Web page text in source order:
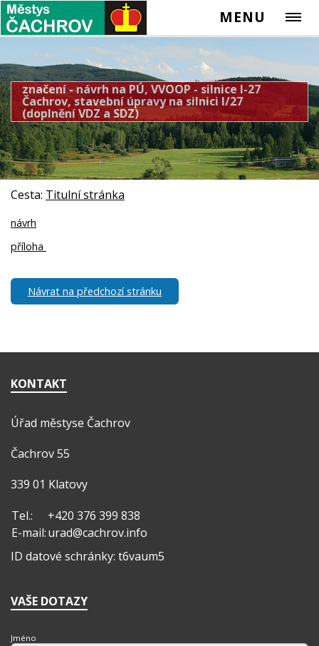
MENU
značení - návrh na PÚ, VVOOP - silnice I-27
Čachrov, stavební úpravy na silnici I/27
(doplnění VDZ a SDZ)
Cesta: Titulní stránka
návrh
příloha
Návrat na předchozí stránku
KONTAKT
Úřad městyse Čachrov
Čachrov 55
339 01 Klatovy
Tel.:
+420 376 399 838
E-mail:urad@cachrov.info
ID datové schránky: t6vaum5
VAŠE DOTAZY
Jméno